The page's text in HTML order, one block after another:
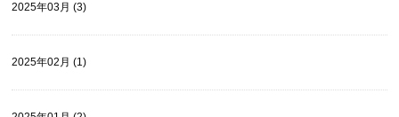
2025年03月 (3)
2025年02月 (1)